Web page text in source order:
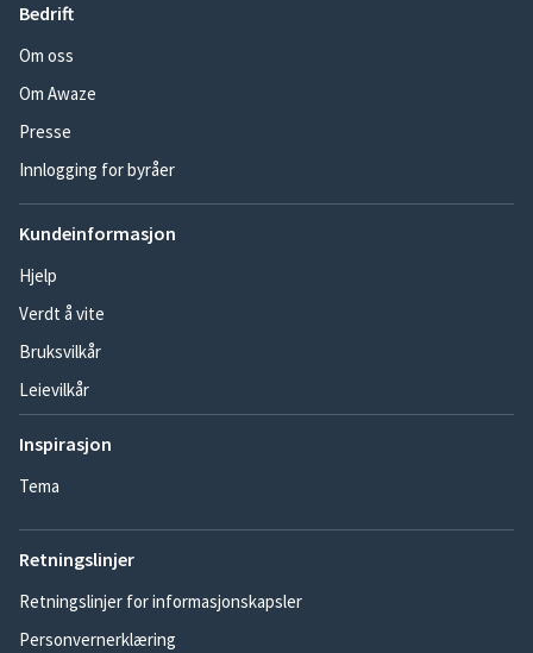
Bedrift
Om oss
Om Awaze
Presse
Innlogging for byråer
Kundeinformasjon
Hjelp
Verdt å vite
Bruksvilkår
Leievilkår
Inspirasjon
Tema
Retningslinjer
Retningslinjer for informasjonskapsler
Personvernerklæring